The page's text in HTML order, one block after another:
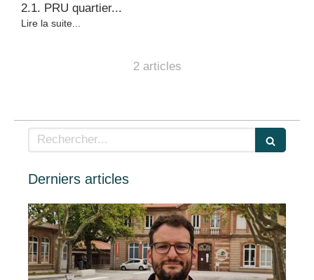
2.1. PRU quartier...
Lire la suite...
2 articles
Rechercher
Derniers articles